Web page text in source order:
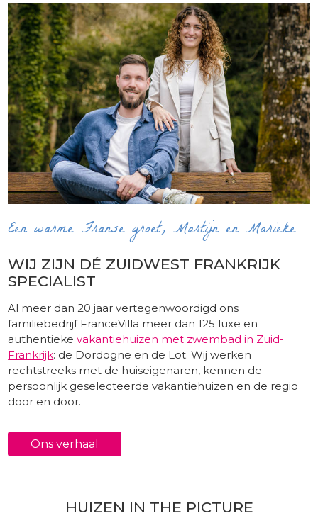
Een warme Franse groet, Martijn en Marieke
WIJ ZIJN DÉ ZUIDWEST FRANKRIJK
SPECIALIST
Al meer dan 20 jaar vertegenwoordigd ons
familiebedrijf FranceVilla meer dan 125 luxe en
authentiekevakantiehuizen met zwembad in Zuid-
Frankrijk: de Dordogne en de Lot. Wij werken
rechtstreeks met de huiseigenaren, kennen de
persoonlijk geselecteerde vakantiehuizen en de regio
door en door.
Ons verhaal
HUIZEN IN THE PICTURE